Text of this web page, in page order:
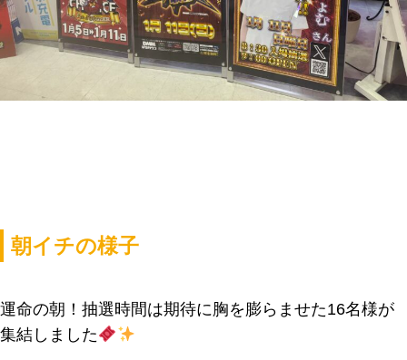
朝イチの様子
運命の朝！抽選時間は期待に胸を膨らませた16名様が
集結しました